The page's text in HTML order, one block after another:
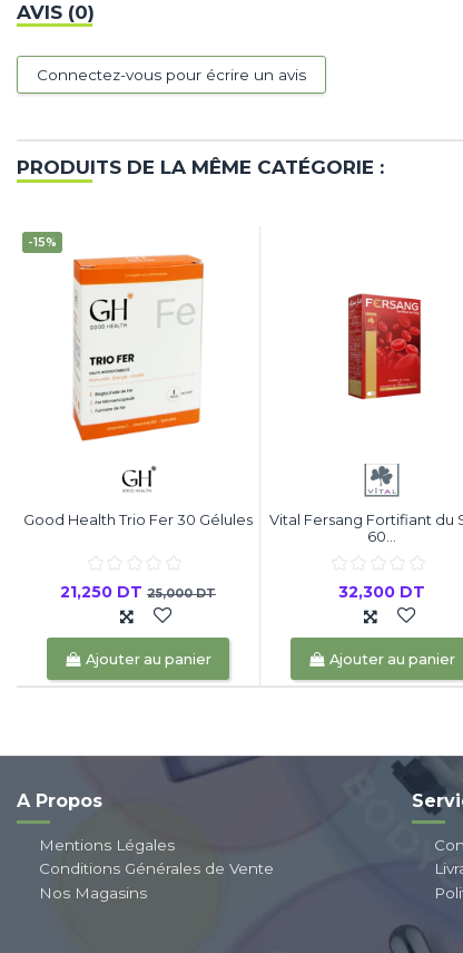
AVIS (0)
Connectez-vous pour écrire un avis
PRODUITS DE LA MÊME CATÉGORIE :
-15%
Good Health Trio Fer 30 Gélules
21,250 DT 25,000 DT
Ajouter au panier
Vital Fersang Fortifiant du
60...
32,300 DT
Ajouter au panier
A Propos
Mentions Légales
Conditions Générales de Vente
Nos Magasins